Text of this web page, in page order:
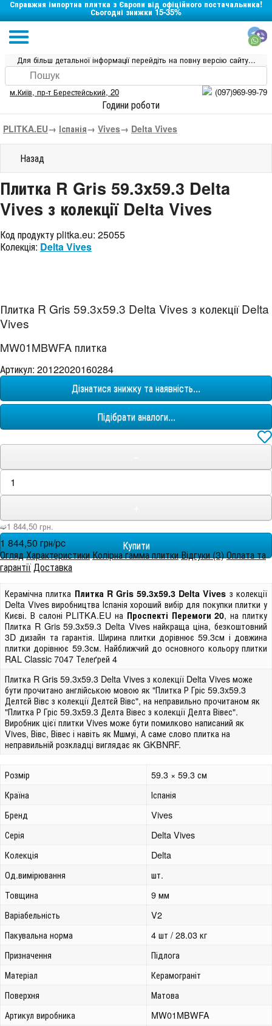
Справжня імпортна плитка з Європи від офіційного постачальника!
Сьогодні знижки 15-35%
Для більш детальної інформації перейдіть на повну версію сайту...
м.Київ, пр-т Берестейський, 20 (097)969-99-79
Години роботи
PLITKA.EU→ Іспанія→ Vives→ Delta Vives
Назад
Плитка R Gris 59.3x59.3 Delta
Vives з колекції Delta Vives
Код продукту plitka.eu: 25055
Колекція: Delta Vives
Плитка R Gris 59.3x59.3 Delta Vives з колекції Delta
Vives
MW01MBWFA плитка
Артикул: 20122020160284
Дізнатися знижку та наявність...
Підібрати аналоги...
➫1 844,50 грн.
1 844,50 грн/pc
ОглядХарактеристикиКолірна гамма плиткиВідгуки (3)Оплата та
гарантії Доставка
Керамічна плитка Плитка R Gris 59.3x59.3 Delta Vives з колекції
Delta Vives виробництва Іспанія хороший вибір для покупки плитки у
Києві. В салоні PLITKA.EU на Проспекті Перемоги 20, на плитку
Плитка R Gris 59.3x59.3 Delta Vives найкраща ціна, безкоштовний
3D дизайн та гарантія. Ширина плитки дорівнює 59.3см і довжина
плитки дорівнює 59.3см. Найближчий до основного кольору плитки
RAL Classic 7047 Телеґрей 4
Плитка R Gris 59.3x59.3 Delta Vives з колекції Delta Vives може
бути прочитано англійською мовою як "Плитка Р Гріс 59.3x59.3
Делтєй Вівс з колекції Делтєй Вівс", на неправильно прочитаном як
"Плитка Р Гріс 59.3x59.3 Делта Вівес з колекції Делта Вівес".
Виробник цієї плитки Vives може бути помилково написаний як
Vives, Вівс, Вівес і навіть як Мшмуі, А саме слово плитка на
неправильній розкладці виглядає як GKBNRF.
Розмір
59.3 × 59.3 см
Країна
Іспанія
Бренд
Vives
Серія
Delta Vives
Колекція
Delta
Од.вимірювання
шт.
Товщина
9 мм
Варіабельність
V2
Пакувальна норма
4 шт / 28.03 кг
Призначення
Підлога
Матеріал
Керамограніт
Поверхня
Матова
Артикул виробника
MW01MBWFA